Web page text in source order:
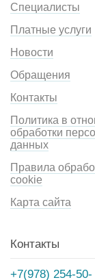
Специалисты
Платные услуги
Новости
Обращения
Контакты
Политика в
обработки
данных
Правила
cookie
Карта сайта
Контакты
+7(978) 254-50-